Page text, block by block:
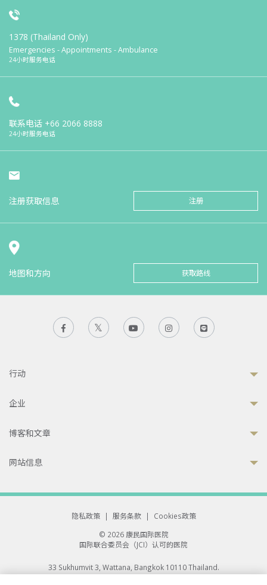
1378 (Thailand Only)
Emergencies - Appointments - Ambulance
24小时服务电话
联系电话 +66 2066 8888
24小时服务电话
注册获取信息 注册
地图和方向 获取路线
行动
企业
博客和文章
网站信息
隐私政策 | 服务条款 |
Cookies政策
© 2026 康民国际医院
国际联合委员会（JCI）认可的医院
33 Sukhumvit 3, Wattana, Bangkok 10110 Thailand.
All rights reserved.